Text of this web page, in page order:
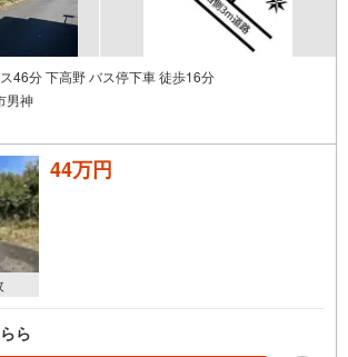
46分 下高野 バス停下車 徒歩16分
男神
44万円
ら